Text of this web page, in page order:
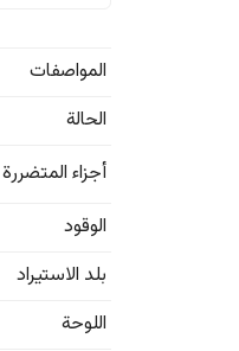
المواصفات
الحالة
أجزاء المتضررة
الوقود
بلد الاستيراد
اللوحة